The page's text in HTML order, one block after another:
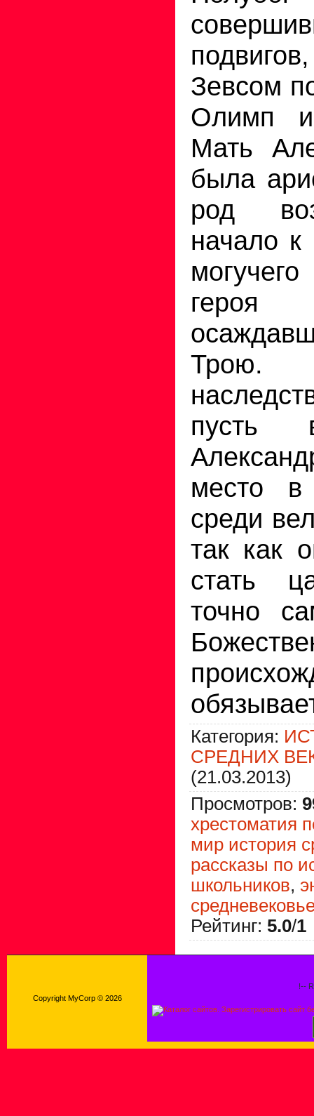
Зевсом
Олимп
Мать
была
род
начало
пусть
место в
среди
так как
стать
точно
Категория:
СРЕДНИХ
(21.03.2013)
Просмотров:
хрестоматия
мир история
рассказы по
школьников,
Рейтинг: 5.0/1
Copyright MyCorp © 2026
!--